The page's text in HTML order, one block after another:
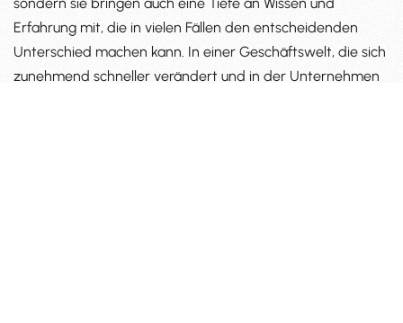
Erfahrung mit, die in vielen Fällen den entscheidenden
Unterschied machen kann. In einer Geschäftswelt, die sich
zunehmend schneller verändert und in der Unternehmen